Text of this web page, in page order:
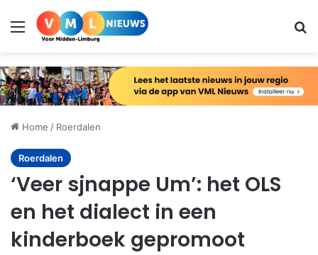
Menu
Home / Roerdalen
Roerdalen
‘Veer sjnappe Um’: het OLS
en het dialect in een
kinderboek gepromoot